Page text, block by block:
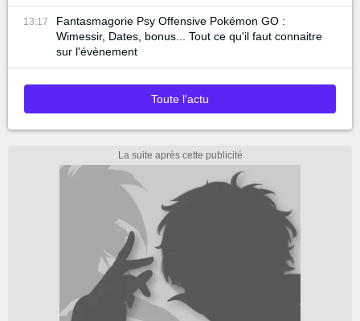
13:17
Fantasmagorie Psy Offensive Pokémon GO :
Wimessir, Dates, bonus... Tout ce qu'il faut connaitre
sur l'évènement
Toute l'actu